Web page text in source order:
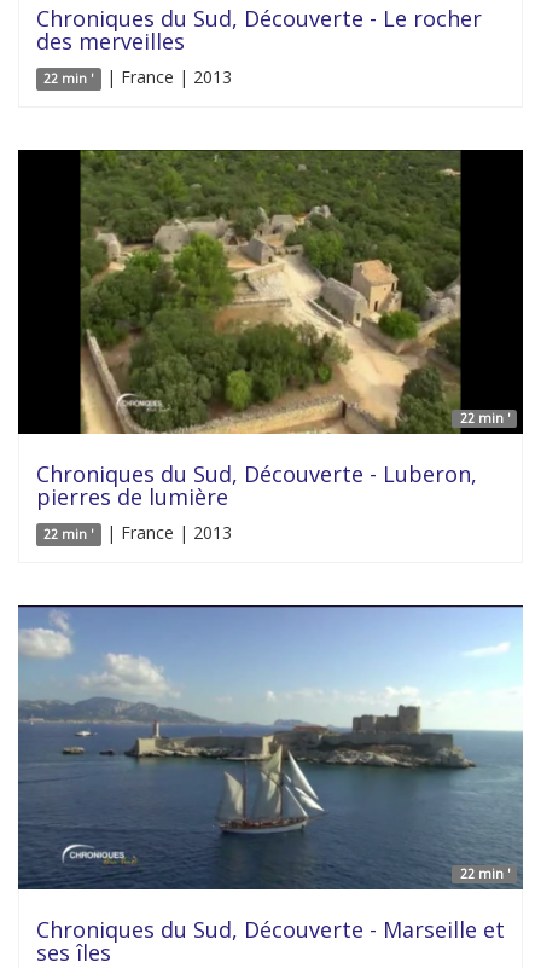
Chroniques du Sud, Découverte - Le rocher
des merveilles
22 min ' | France | 2013
22 min '
Chroniques du Sud, Découverte - Luberon,
pierres de lumière
22 min ' | France | 2013
22 min '
Chroniques du Sud, Découverte - Marseille et
ses îles